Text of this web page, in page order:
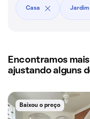
Casa Jardim
Encontramos
ajustando alguns
Baixou o preço